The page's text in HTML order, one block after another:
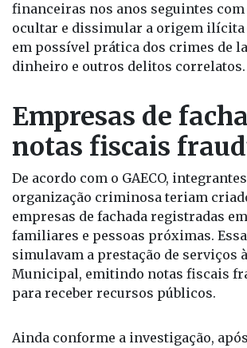
financeiras nos anos seguintes com
ocultar e dissimular a origem ilícita
em possível prática dos crimes de
dinheiro e outros delitos correlatos.
Empresas de
notas fiscais
De acordo com o GAECO,
organização criminosa teriam
empresas de fachada registradas
familiares e pessoas próximas.
simulavam a prestação de serviços
Municipal, emitindo notas fiscais
para receber recursos públicos.
Ainda conforme a investigação,